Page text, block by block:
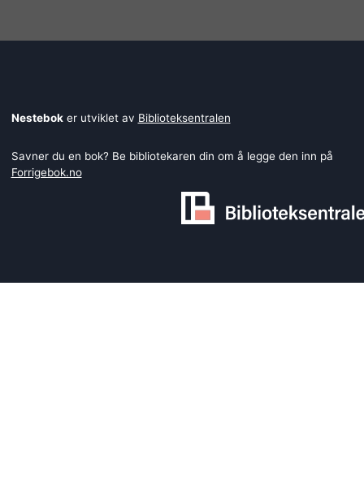
Nesteboker utviklet av Biblioteksentralen
Savner du en bok? Be bibliotekaren din om å legge den inn på
Forrigebok.no